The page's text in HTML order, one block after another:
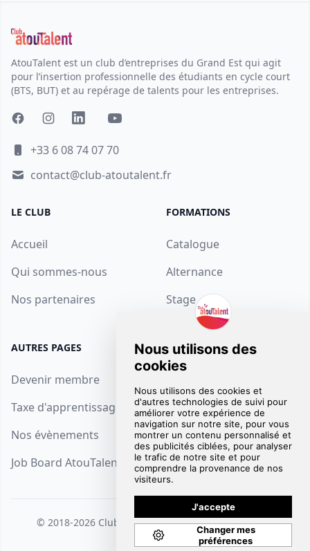
AtouTalent est un club d’entreprises du Grand Est qui agit
pour l’insertion professionnelle des étudiants en cycle court
(BTS, BUT) et au repérage de talents pour les entreprises.
+33 6 08 74 07 70
contact@club-atoutalent.fr
LE CLUB
Accueil
Qui sommes-nous
Nos partenaires
FORMATIONS
Catalogue
Alternance
Stage
AUTRES PAGES
Devenir membre
Taxe d'apprentissage
Nos évènements
Job Board AtouTalent
SUPPORT
FAQ
Mentions Légales
© 2018-2026 Club AtouTalent. Tous droits réservés.